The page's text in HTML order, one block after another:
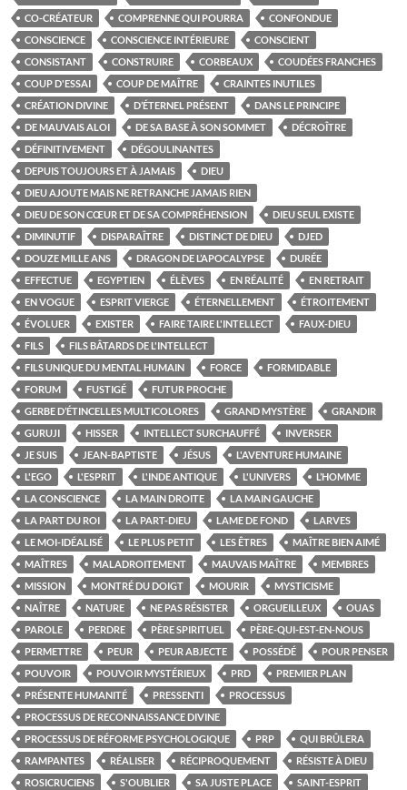
CO-CRÉATEUR
COMPRENNE QUI POURRA
CONFONDUE
CONSCIENCE
CONSCIENCE INTÉRIEURE
CONSCIENT
CONSISTANT
CONSTRUIRE CORBEAUX
COUDÉES FRANCHES
COUP D'ESSAI
COUP DE MAÎTRE
CRAINTES INUTILES
CRÉATION DIVINE
D’ÉTERNEL PRÉSENT
DANS LE PRINCIPE
DE MAUVAIS ALOI
DE SA BASE À SON SOMMET
DÉCROÎTRE
DÉFINITIVEMENT
DÉGOULINANTES
DEPUIS TOUJOURS ET À JAMAIS
DIEU
DIEU AJOUTE MAIS NE RETRANCHE JAMAIS RIEN
DIEU DE SON CŒUR ET DE SA COMPRÉHENSION
DIEU SEUL EXISTE
DIMINUTIF
DISPARAÎTRE DISTINCT DE DIEU
DJED
DOUZE MILLE ANS
DRAGON DE L’APOCALYPSE
DURÉE
EFFECTUE
EGYPTIEN ÉLÈVES EN RÉALITÉ
EN RETRAIT
EN VOGUE
ESPRIT VIERGE ÉTERNELLEMENT
ÉTROITEMENT
ÉVOLUER
EXISTER FAIRE TAIRE L'INTELLECT
FAUX-DIEU
FILS
FILS BÂTARDS DE L'INTELLECT
FILS UNIQUE DU MENTAL HUMAIN
FORCE
FORMIDABLE
FORUM
FUSTIGÉ
FUTUR PROCHE
GERBE D’ÉTINCELLES MULTICOLORES
GRAND MYSTÈRE
GRANDIR
GURUJI
HISSER INTELLECT SURCHAUFFÉ
INVERSER
JE SUIS
JEAN-BAPTISTE JÉSUS
L'AVENTURE HUMAINE
L'EGO
L'ESPRIT L'INDE ANTIQUE L'UNIVERS
L’HOMME
LA CONSCIENCE
LA MAIN DROITE
LA MAIN GAUCHE
LA PART DU ROI
LA PART-DIEU LAME DE FOND
LARVES
LE MOI-IDÉALISÉ
LE PLUS PETIT LES ÊTRES
MAÎTRE BIEN AIMÉ
MAÎTRES
MALADROITEMENT MAUVAIS MAÎTRE
MEMBRES
MISSION
MONTRÉ DU DOIGT MOURIR
MYSTICISME
NAÎTRE
NATURE NE PAS RÉSISTER ORGUEILLEUX
OUAS
PAROLE
PERDRE PÈRE SPIRITUEL
PÈRE-QUI-EST-EN-NOUS
PERMETTRE
PEUR PEUR ABJECTE POSSÉDÉ
POUR PENSER
POUVOIR
POUVOIR MYSTÉRIEUX PRD
PREMIER PLAN
PRÉSENTE HUMANITÉ
PRESSENTI
PROCESSUS
PROCESSUS DE RECONNAISSANCE DIVINE
PROCESSUS DE RÉFORME PSYCHOLOGIQUE
PRP
QUI BRÛLERA
RAMPANTES
RÉALISER RÉCIPROQUEMENT
RÉSISTE À DIEU
ROSICRUCIENS
S'OUBLIER SA JUSTE PLACE
SAINT-ESPRIT